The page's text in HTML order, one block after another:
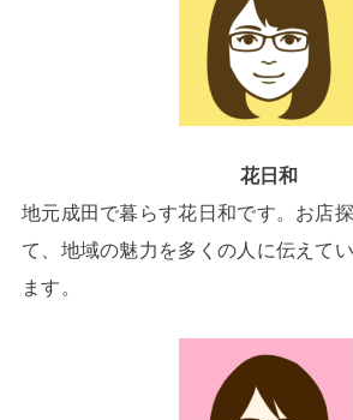
花日和
地元成田で暮らす花日和です。お店
て、地域の魅力を多くの人に伝えて
ます。